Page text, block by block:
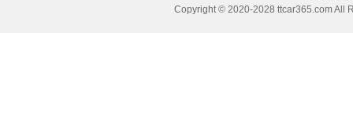
Copyright © 2020-2028 ttcar365.com All